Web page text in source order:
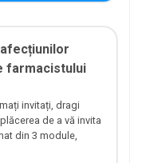
farmacistului
invitați, dragi
de a vă invita
din 3 module,